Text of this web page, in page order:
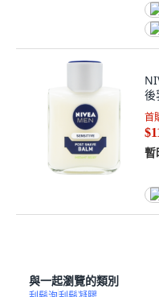
後
首
暫
與一起瀏覽的類別